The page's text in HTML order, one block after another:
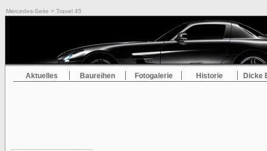
Mercedes-Seite > Travel 45
Aktuelles Baureihen Fotogalerie Historie Dicke